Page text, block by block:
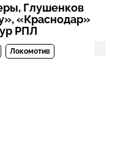
Глушенков
«Краснодар»
РПЛ
Локомотив